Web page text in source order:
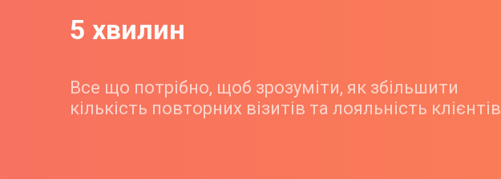
5 хвилин
Все що потрібно, щоб зрозуміти, як збільшити
кількість повторних візитів та лояльність клієнтів